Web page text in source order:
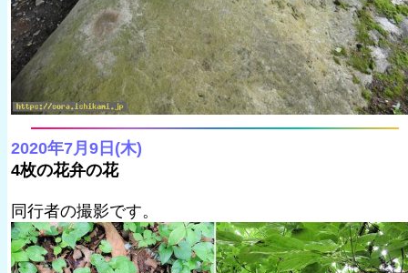
2020年7月9日(木)
4枚の花弁の花
同行者の撮影です。